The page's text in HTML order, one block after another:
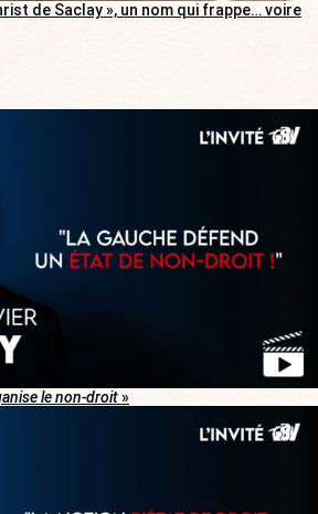
de Saclay », un nom qui frappe… voire
le non-droit»